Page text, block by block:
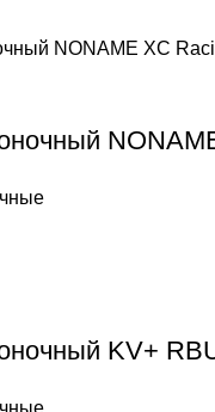
KV+